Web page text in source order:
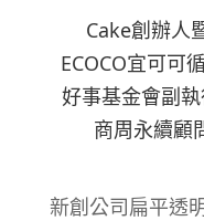
Cake創辦人
ECOCO宜可可
好事基金會副
商周永續顧
新創公司扁平透